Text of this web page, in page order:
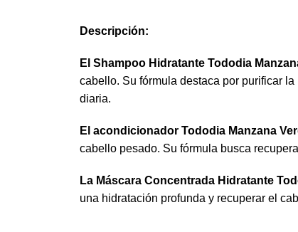
Descripción:
El Shampoo Hidratante Tododia
cabello. Su fórmula destaca por purificar
diaria.
El acondicionador Tododia Manzana
cabello pesado. Su fórmula busca
La Máscara Concentrada Hidratante
una hidratación profunda y recuperar el